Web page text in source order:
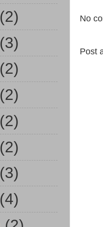
No
Post
(2)
(3)
(2)
(2)
(2)
(2)
(3)
(4)